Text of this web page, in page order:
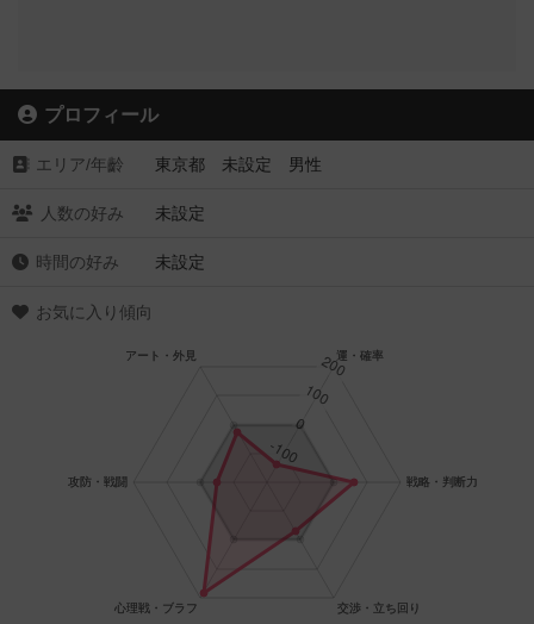
プロフィール
エリア/年齡 東京都 未設定 男性
人数の好み 未設定
時間の好み 未設定
お気に入り傾向